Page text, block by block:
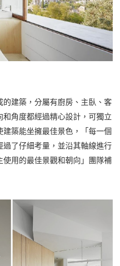
建築，分屬有廚房、主臥、客
和角度都經過精心設計，可獨立
築能坐擁最佳景色，「每一個
了仔細考量，並沿其軸線進行
用的最佳景觀和朝向」團隊補